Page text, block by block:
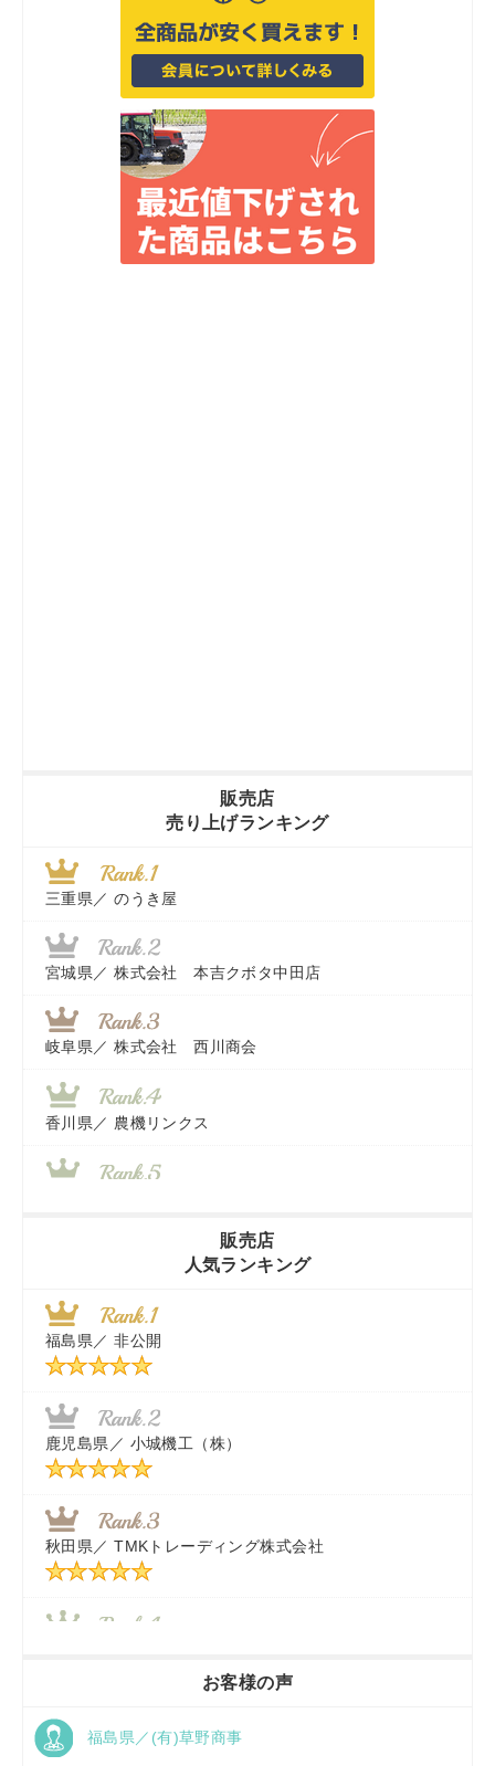
販売店
売り上げランキング
三重県／ のうき屋
宮城県／ 株式会社 本吉クボタ中田店
岐阜県／ 株式会社 西川商会
香川県／ 農機リンクス
近江商事合同会社：「茨城中古農建機販売」
千葉県／ 株式会社テクノ・タカ
福岡県／株式会社カドワキ機械（旧ナカガワ農機商会）
東京都／
秋田県／ TMKトレーディング株式会社
販売店
人気ランキング
福島県／ 非公開
鹿児島県／ 小城機工（株）
秋田県／ TMKトレーディング株式会社
京都府／
お客様の声
福島県／(有)草野商事